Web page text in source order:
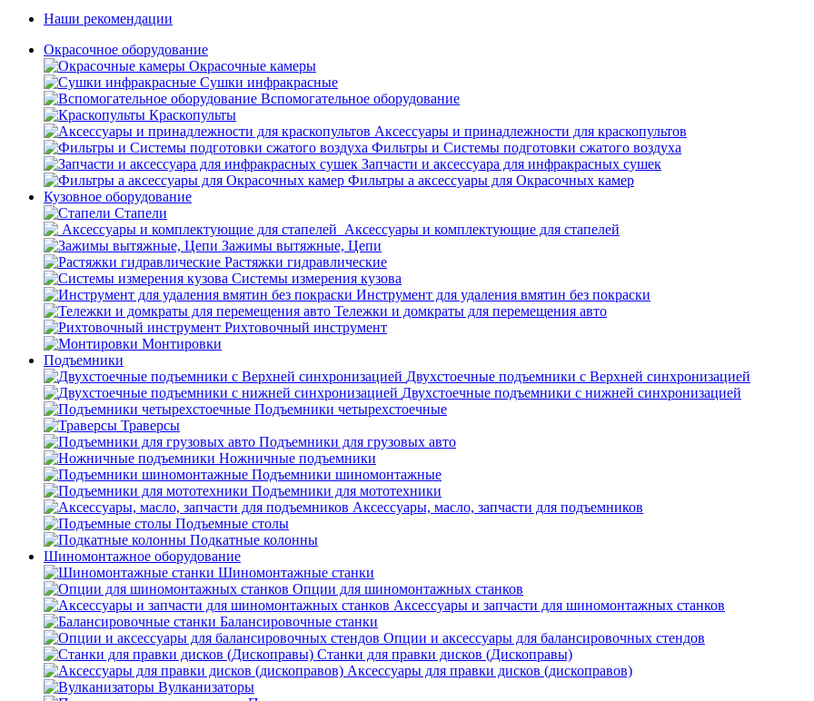
Наши рекомендации
Окрасочное оборудование
Окрасочные камеры
Сушки инфракрасные
Вспомогательное оборудование
Краскопульты
Аксессуары и принадлежности для краскопультов
Фильтры и Системы подготовки сжатого воздуха
Запчасти и аксессуара для инфракрасных сушек
Фильтры а аксессуары для Окрасочных камер
Кузовное оборудование
Стапели
Аксессуары и комплектующие для стапелей
Зажимы вытяжные, Цепи
Растяжки гидравлические
Системы измерения кузова
Инструмент для удаления вмятин без покраски
Тележки и домкраты для перемещения авто
Рихтовочный инструмент
Монтировки
Подъемники
Двухстоечные подъемники с Верхней синхронизацией
Двухстоечные подъемники с нижней синхронизацией
Подъемники четырехстоечные
Траверсы
Подъемники для грузовых авто
Ножничные подъемники
Подъемники шиномонтажные
Подъемники для мототехники
Аксессуары, масло, запчасти для подъемников
Подъемные столы
Подкатные колонны
Шиномонтажное оборудование
Шиномонтажные станки
Опции для шиномонтажных станков
Аксессуары и запчасти для шиномонтажных станков
Балансировочные станки
Опции и аксессуары для балансировочных стендов
Станки для правки дисков (Дископравы)
Аксессуары для правки дисков (дископравов)
Вулканизаторы